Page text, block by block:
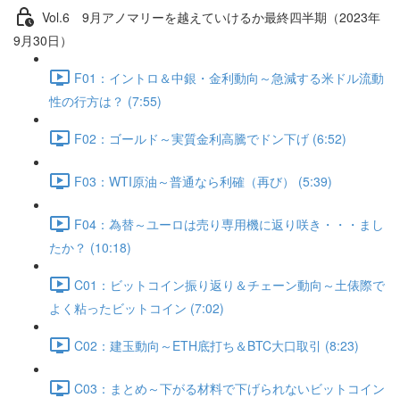
Vol.6 9⽉アノマリーを越えていけるか最終四半期（2023年
9月30日）
F01：イントロ＆中銀・金利動向～急減する米ドル流動
性の行方は？ (7:55)
F02：ゴールド～実質金利高騰でドン下げ (6:52)
F03：WTI原油～普通なら利確（再び） (5:39)
F04：為替～ユーロは売り専用機に返り咲き・・・まし
たか？ (10:18)
C01：ビットコイン振り返り＆チェーン動向～土俵際で
よく粘ったビットコイン (7:02)
C02：建玉動向～ETH底打ち＆BTC大口取引 (8:23)
C03：まとめ～下がる材料で下げられないビットコイン